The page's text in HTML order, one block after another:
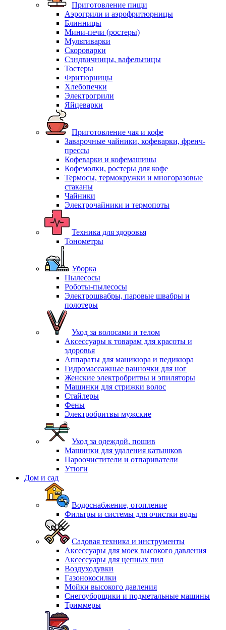
Приготовление пищи
Аэрогрили и аэрофритюрницы
Блинницы
Мини-печи (ростеры)
Мультиварки
Скороварки
Сэндвичницы, вафельницы
Тостеры
Фритюрницы
Хлебопечки
Электрогрили
Яйцеварки
Приготовление чая и кофе
Заварочные чайники, кофеварки, френч-
прессы
Кофеварки и кофемашины
Кофемолки, ростеры для кофе
Термосы, термокружки и многоразовые
стаканы
Чайники
Электрочайники и термопоты
Техника для здоровья
Тонометры
Уборка
Пылесосы
Роботы-пылесосы
Электрошвабры, паровые швабры и
полотеры
Уход за волосами и телом
Аксессуары к товарам для красоты и
здоровья
Аппараты для маникюра и педикюра
Гидромассажные ванночки для ног
Женские электробритвы и эпиляторы
Машинки для стрижки волос
Стайлеры
Фены
Электробритвы мужские
Уход за одеждой, пошив
Машинки для удаления катышков
Пароочистители и отпариватели
Утюги
Дом и сад
Водоснабжение, отопление
Фильтры и системы для очистки воды
Садовая техника и инструменты
Аксессуары для моек высокого давления
Аксессуары для цепных пил
Воздуходувки
Газонокосилки
Мойки высокого давления
Снегоуборщики и подметальные машины
Триммеры